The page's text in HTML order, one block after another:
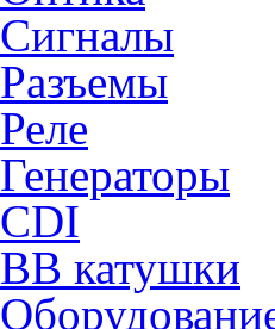
Сигналы
Разъемы
Реле
Генераторы
CDI
ВВ катушки